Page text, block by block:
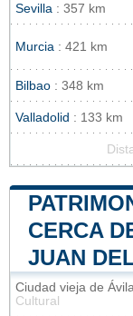
Sevilla : 357 km
Murcia : 421 km
Bilbao : 348 km
Valladolid : 133 km
CERCA
JUAN
Ciudad vieja de
Cultural